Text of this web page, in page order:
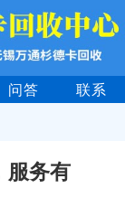
问答 联系
服务有